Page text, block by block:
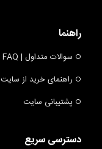
راهنما
سوالات متداول | FAQ
راهنمای خرید از سایت
پشتیبانی سایت
دسترسی سریع